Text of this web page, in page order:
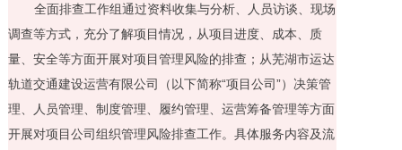
全面排查工作组通过资料收集与分析、人员访谈、现场
调查等方式，充分了解项目情况，从项目进度、成本、质
量、安全等方面开展对项目管理风险的排查；从芜湖市运达
轨道交通建设运营有限公司（以下简称“项目公司”）决策管
理、人员管理、制度管理、履约管理、运营筹备管理等方面
开展对项目公司组织管理风险排查工作。具体服务内容及流